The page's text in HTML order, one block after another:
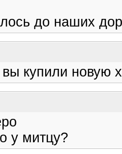
до наших
купили новую
у митцу?